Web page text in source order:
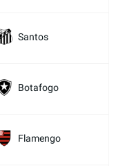
Santos
Botafogo
Flamengo